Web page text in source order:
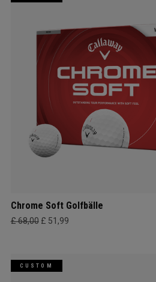
Chrome Soft Golfbälle
£ 68,00 £ 51,99
CUSTOM